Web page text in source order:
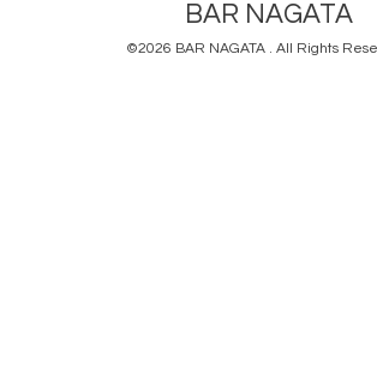
BAR NAGATA
©2026 BAR NAGATA . All Rights